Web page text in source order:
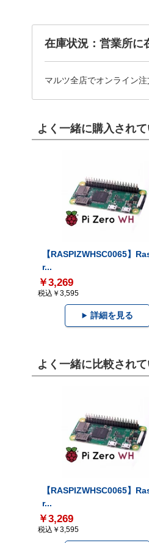
在庫状況：営業所に
マルツ全店でオンライン
よく一緒に購入され
【RASPIZWHSC0065】
r...
￥3,269
税込￥3,595
詳細を見る
よく一緒に比較され
【RASPIZWHSC0065】
r...
￥3,269
税込￥3,595